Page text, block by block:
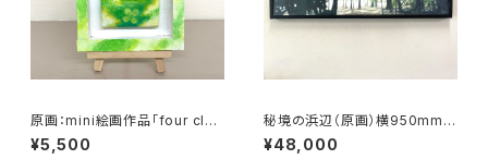
原画：mini絵画作品「four clov
ers sky green」
¥5,500
秘境の浜辺（原画）横950mm×
縦140ｍｍ
¥48,000